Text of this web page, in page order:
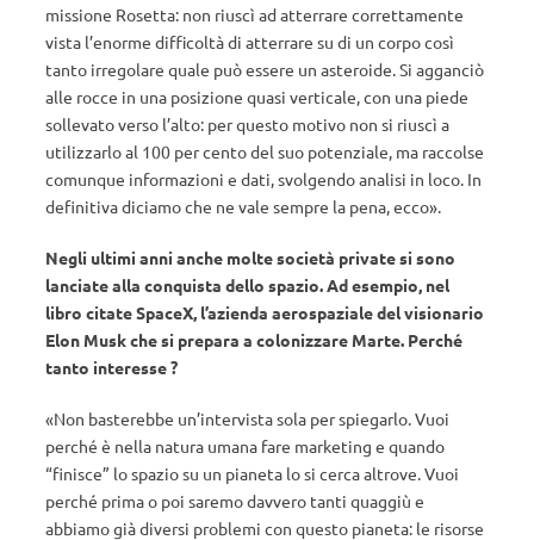
missione Rosetta: non riuscì ad atterrare correttamente
vista l’enorme difficoltà di atterrare su di un corpo così
tanto irregolare quale può essere un asteroide. Si agganciò
alle rocce in una posizione quasi verticale, con una piede
sollevato verso l’alto: per questo motivo non si riuscì a
utilizzarlo al 100 per cento del suo potenziale, ma raccolse
comunque informazioni e dati, svolgendo analisi in loco. In
definitiva diciamo che ne vale sempre la pena, ecco».
Negli ultimi anni anche molte società private si sono
lanciate alla conquista dello spazio. Ad esempio, nel
libro citate SpaceX, l’azienda aerospaziale del visionario
Elon Musk che si prepara a colonizzare Marte. Perché
tanto interesse ?
«Non basterebbe un’intervista sola per spiegarlo. Vuoi
perché è nella natura umana fare marketing e quando
“finisce” lo spazio su un pianeta lo si cerca altrove. Vuoi
perché prima o poi saremo davvero tanti quaggiù e
abbiamo già diversi problemi con questo pianeta: le risorse